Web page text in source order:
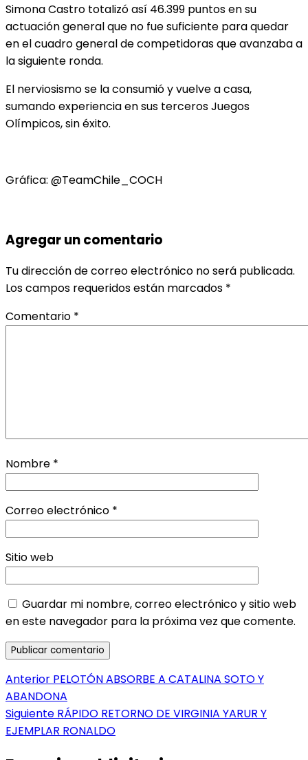
Simona Castro totalizó así 46.399 puntos en su
actuación general que no fue suficiente para quedar
en el cuadro general de competidoras que avanzaba a
la siguiente ronda.
El nerviosismo se la consumió y vuelve a casa,
sumando experiencia en sus terceros Juegos
Olímpicos, sin éxito.
Gráfica: @TeamChile_COCH
Agregar un comentario
Tu dirección de correo electrónico no será publicada.
Los campos requeridos están marcados *
Comentario *
Nombre *
Correo electrónico *
Sitio web
Guardar mi nombre, correo electrónico y sitio web
en este navegador para la próxima vez que comente.
Navegación
de
entradas
Anterior Entrada
anterior:
PELOTÓN ABSORBE A CATALINA SOTO Y
ABANDONA
Siguiente Entrada
siguiente:
RÁPIDO RETORNO DE VIRGINIA YARUR Y
EJEMPLAR RONALDO